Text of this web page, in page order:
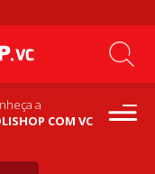
a
COM VC